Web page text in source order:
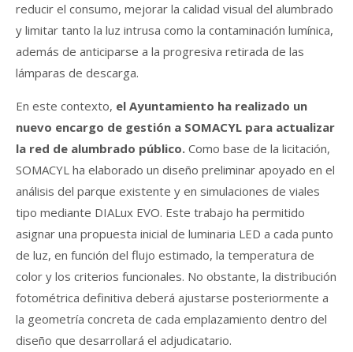
reducir el consumo, mejorar la calidad visual del alumbrado
y limitar tanto la luz intrusa como la contaminación lumínica,
además de anticiparse a la progresiva retirada de las
lámparas de descarga.
En este contexto, el Ayuntamiento ha realizado un
nuevo encargo de gestión a SOMACYL para actualizar
la red de alumbrado público. Como base de la licitación,
SOMACYL ha elaborado un diseño preliminar apoyado en el
análisis del parque existente y en simulaciones de viales
tipo mediante DIALux EVO. Este trabajo ha permitido
asignar una propuesta inicial de luminaria LED a cada punto
de luz, en función del flujo estimado, la temperatura de
color y los criterios funcionales. No obstante, la distribución
fotométrica definitiva deberá ajustarse posteriormente a
la geometría concreta de cada emplazamiento dentro del
diseño que desarrollará el adjudicatario.